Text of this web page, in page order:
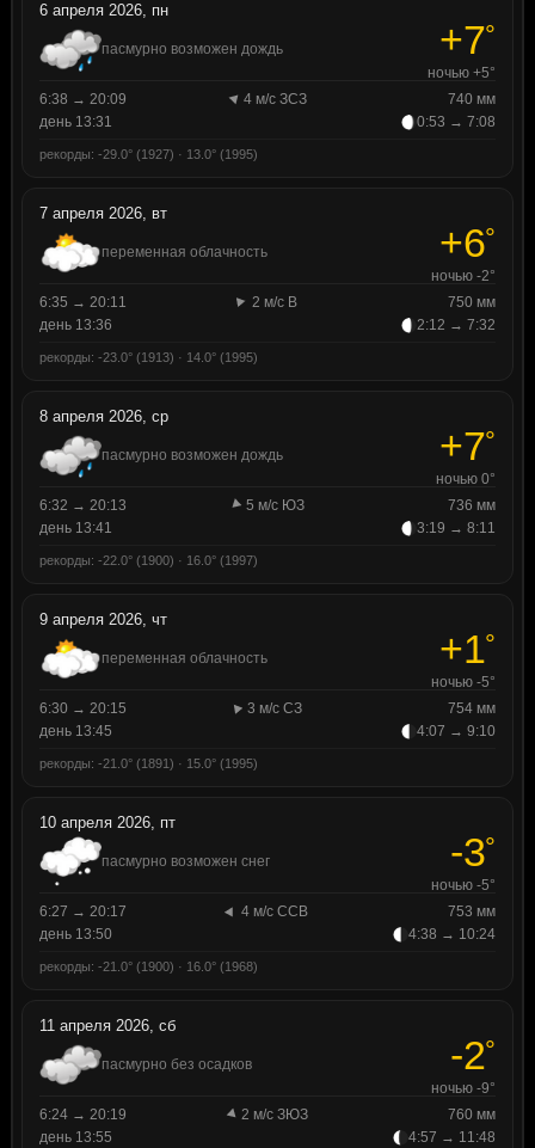
6 апреля 2026, пн
пасмурно возможен дождь +7°
ночью +5°
6:38 → 20:09
4 м/с ЗСЗ
740 мм
день 13:31
0:53 → 7:08
рекорды: -29.0° (1927) · 13.0° (1995)
7 апреля 2026, вт
переменная облачность +6°
ночью -2°
6:35 → 20:11
2 м/с В
750 мм
день 13:36
2:12 → 7:32
рекорды: -23.0° (1913) · 14.0° (1995)
8 апреля 2026, ср
пасмурно возможен дождь +7°
ночью 0°
6:32 → 20:13
5 м/с ЮЗ
736 мм
день 13:41
3:19 → 8:11
рекорды: -22.0° (1900) · 16.0° (1997)
9 апреля 2026, чт
переменная облачность +1°
ночью -5°
6:30 → 20:15
3 м/с СЗ
754 мм
день 13:45
4:07 → 9:10
рекорды: -21.0° (1891) · 15.0° (1995)
10 апреля 2026, пт
пасмурно возможен снег -3°
ночью -5°
6:27 → 20:17
4 м/с ССВ
753 мм
день 13:50
4:38 → 10:24
рекорды: -21.0° (1900) · 16.0° (1968)
11 апреля 2026, сб
пасмурно без осадков -2°
ночью -9°
6:24 → 20:19
2 м/с ЗЮЗ
760 мм
день 13:55
4:57 → 11:48